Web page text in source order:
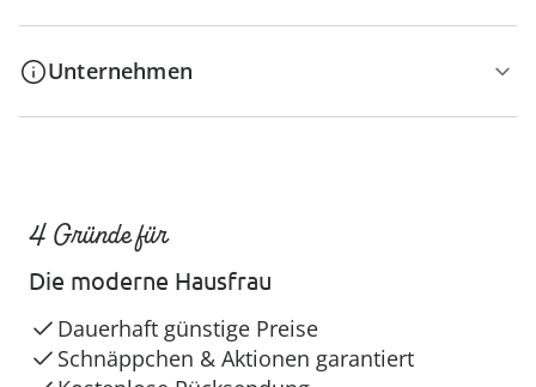
Unternehmen
4 Gründe für
Die moderne Hausfrau
Dauerhaft günstige Preise
Schnäppchen & Aktionen garantiert